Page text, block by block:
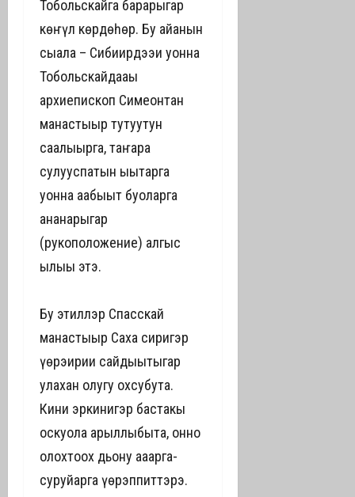
Тобольскайга барарыгар
көҥүл көрдөһөр. Бу айанын
сыала – Сибиирдээҕи уонна
Тобольскайдааҕы
архиепископ Симеонтан
манастыыр тутуутун
саҕалыырга, таҥара
сулууспатын ыытарга
уонна аҕабыыт буоларга
ананарыгар
(рукоположение) алгыс
ылыы этэ.
Бу этиллэр Спасскай
манастыыр Саха сиригэр
үөрэҕирии сайдыытыгар
улахан олугу охсубута.
Кини эркинигэр бастакы
оскуола арыллыбыта, онно
олохтоох дьону ааҕарга-
суруйарга үөрэппиттэрэ.